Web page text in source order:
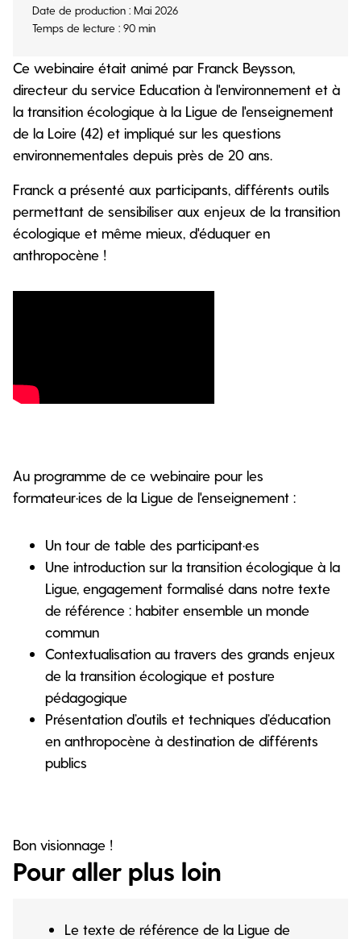
Date de production : Mai 2026
Temps de lecture : 90 min
Ce webinaire était animé par Franck Beysson,
directeur du service Education à l'environnement et à
la transition écologique à la Ligue de l'enseignement
de la Loire (42) et impliqué sur les questions
environnementales depuis près de 20 ans.
Franck a présenté aux participants, différents outils
permettant de sensibiliser aux enjeux de la transition
écologique et même mieux, d'éduquer en
anthropocène !
Au programme de ce webinaire pour les
formateur·ices de la Ligue de l'enseignement :
Un tour de table des participant·es
Une introduction sur la transition écologique à la
Ligue, engagement formalisé dans notre texte
de référence : habiter ensemble un monde
commun
Contextualisation au travers des grands enjeux
de la transition écologique et posture
pédagogique
Présentation d’outils et techniques d’éducation
en anthropocène à destination de différents
publics
Bon visionnage !
Pour aller plus loin
Le texte de référence de la Ligue de